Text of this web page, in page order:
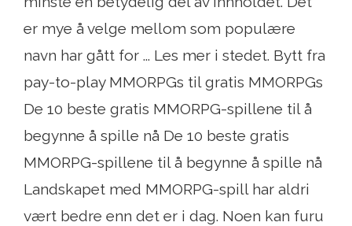
er mye å velge mellom som populære
navn har gått for ... Les mer i stedet. Bytt fra
pay-to-play MMORPGs til gratis MMORPGs
De 10 beste gratis MMORPG-spillene til å
begynne å spille nå De 10 beste gratis
MMORPG-spillene til å begynne å spille nå
Landskapet med MMORPG-spill har aldri
vært bedre enn det er i dag. Noen kan furu